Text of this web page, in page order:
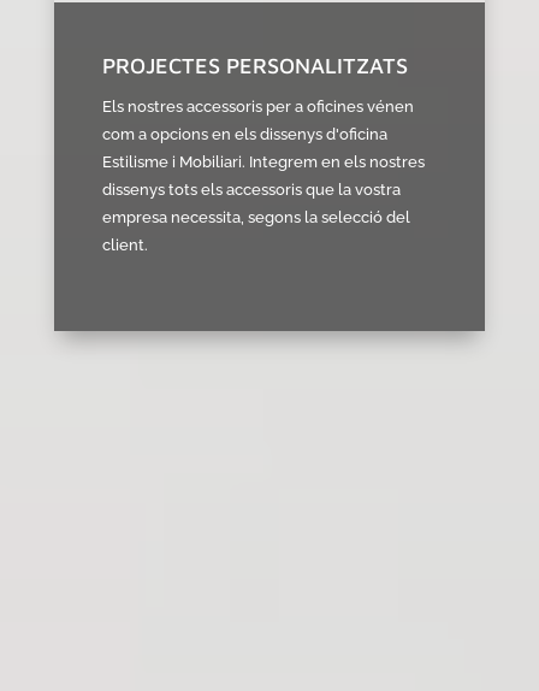
PROJECTES PERSONALITZATS
Els nostres accessoris per a oficines vénen
com a opcions en els dissenys d'oficina
Estilisme i Mobiliari. Integrem en els nostres
dissenys tots els accessoris que la vostra
empresa necessita, segons la selecció del
client.